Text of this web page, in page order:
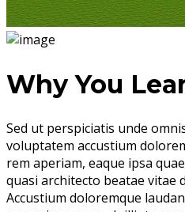
Why You
Sed ut perspiciatis unde
voluptatem accustium
rem aperiam, eaque ipsa
quasi architecto beatae vitae
Accustium doloremque